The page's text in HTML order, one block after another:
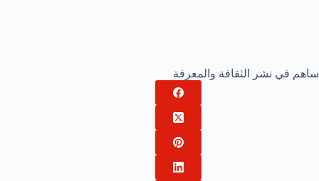
ساهم في نشر الثقافة والمعرفة